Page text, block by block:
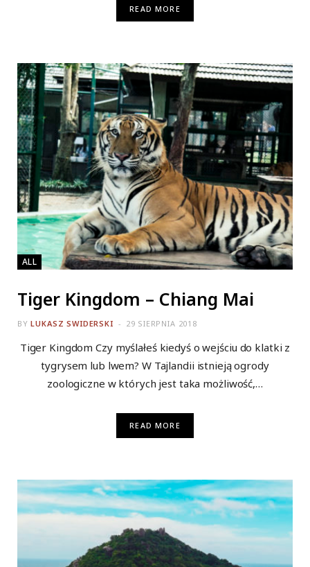
READ MORE
ALL
Tiger Kingdom – Chiang Mai
BY LUKASZ SWIDERSKI 29 SIERPNIA 2018
Tiger Kingdom Czy myślałeś kiedyś o wejściu do klatki z
tygrysem lub lwem? W Tajlandii istnieją ogrody
zoologiczne w których jest taka możliwość,…
READ MORE